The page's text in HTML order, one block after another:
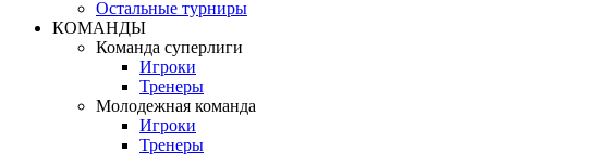
Остальные турниры
КОМАНДЫ
Команда суперлиги
Игроки
Тренеры
Молодежная команда
Игроки
Тренеры